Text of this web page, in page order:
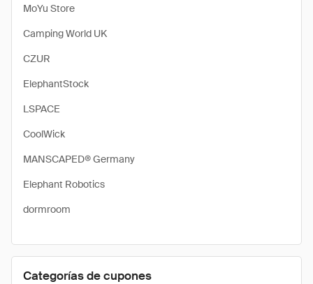
MoYu Store
Camping World UK
CZUR
ElephantStock
LSPACE
CoolWick
MANSCAPED® Germany
Elephant Robotics
dormroom
Categorías de cupones